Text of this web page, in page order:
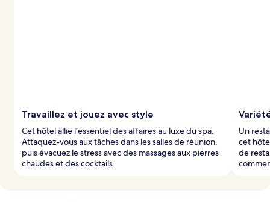
Travaillez et jouez avec style
Cet hôtel allie l'essentiel des affaires au luxe du spa.
Attaquez-vous aux tâches dans les salles de réunion,
puis évacuez le stress avec des massages aux pierres
chaudes et des cocktails.
Un
cet
de